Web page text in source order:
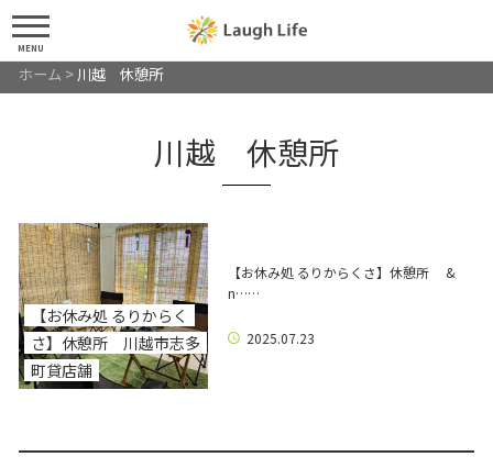
MENU
ホーム > 川越 休憩所
川越 休憩所
【お休み処 るりからく
さ】休憩所 川越市志多
町貸店舗
【お休み処 るりからくさ】休憩所 &
n……
2025.07.23